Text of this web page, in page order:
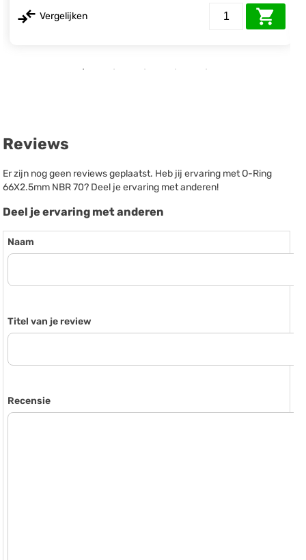
Vergelijken
Reviews
Er zijn nog geen reviews geplaatst. Heb jij ervaring met O-Ring
66X2.5mm NBR 70? Deel je ervaring met anderen!
Deel je ervaring met anderen
Naam
Titel van je review
Recensie